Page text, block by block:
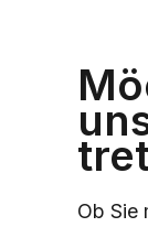
Ob Sie